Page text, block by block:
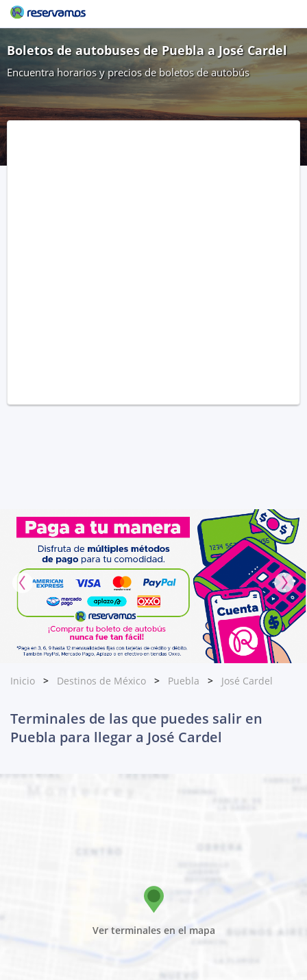
Boletos de autobuses de Puebla a José Cardel
Encuentra horarios y precios de boletos de autobús
Inicio Destinos de México Puebla José Cardel
Terminales de las que puedes salir en
Puebla para llegar a José Cardel
Ver terminales en el mapa